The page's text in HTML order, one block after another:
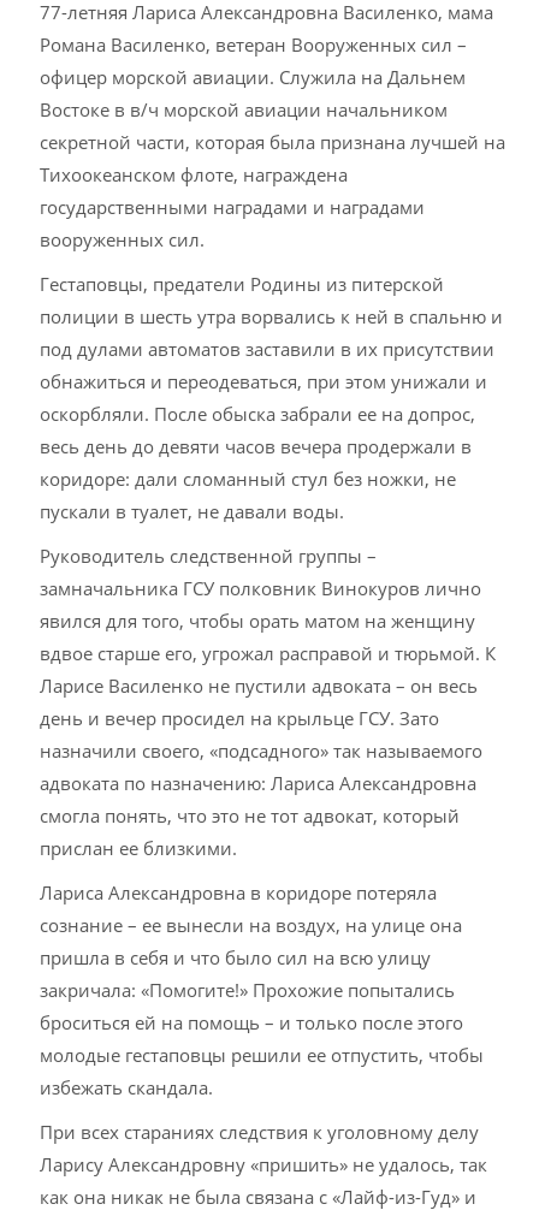
77-летняя Лариса Александровна Василенко, мама
Романа Василенко, ветеран Вооруженных сил –
офицер морской авиации. Служила на Дальнем
Востоке в в/ч морской авиации начальником
секретной части, которая была признана лучшей на
Тихоокеанском флоте, награждена
государственными наградами и наградами
вооруженных сил.
Гестаповцы, предатели Родины из питерской
полиции в шесть утра ворвались к ней в спальню и
под дулами автоматов заставили в их присутствии
обнажиться и переодеваться, при этом унижали и
оскорбляли. После обыска забрали ее на допрос,
весь день до девяти часов вечера продержали в
коридоре: дали сломанный стул без ножки, не
пускали в туалет, не давали воды.
Руководитель следственной группы –
замначальника ГСУ полковник Винокуров лично
явился для того, чтобы орать матом на женщину
вдвое старше его, угрожал расправой и тюрьмой. К
Ларисе Василенко не пустили адвоката – он весь
день и вечер просидел на крыльце ГСУ. Зато
назначили своего, «подсадного» так называемого
адвоката по назначению: Лариса Александровна
смогла понять, что это не тот адвокат, который
прислан ее близкими.
Лариса Александровна в коридоре потеряла
сознание – ее вынесли на воздух, на улице она
пришла в себя и что было сил на всю улицу
закричала: «Помогите!» Прохожие попытались
броситься ей на помощь – и только после этого
молодые гестаповцы решили ее отпустить, чтобы
избежать скандала.
При всех стараниях следствия к уголовному делу
Ларису Александровну «пришить» не удалось, так
как она никак не была связана с «Лайф-из-Гуд» и